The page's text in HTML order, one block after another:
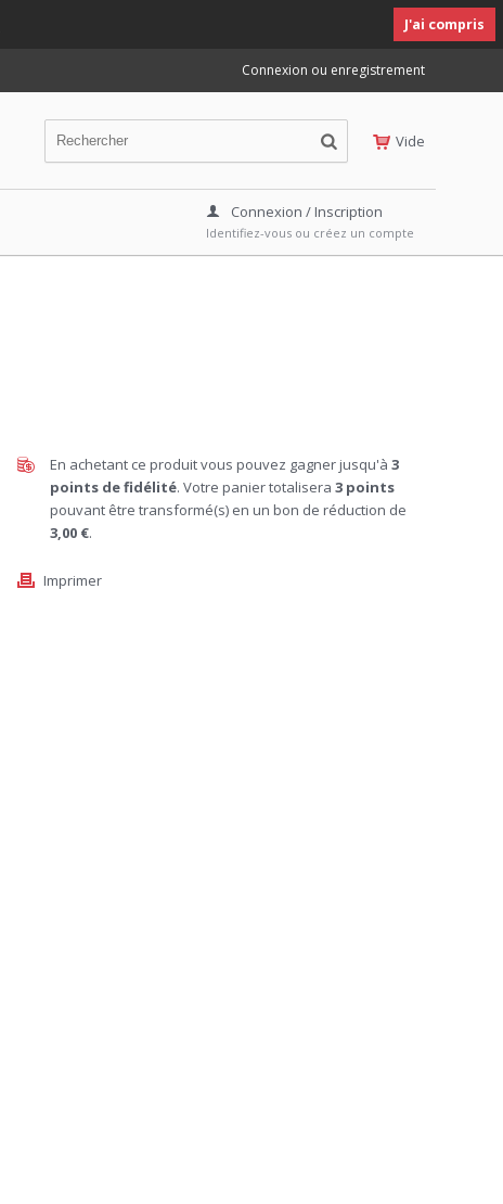
J'ai compris
Connexion ou enregistrement
Vide
Connexion / Inscription
Identifiez-vous ou créez un compte
En achetant ce produit vous pouvez gagner jusqu'à 3
points de fidélité. Votre panier totalisera 3 points
pouvant être transformé(s) en un bon de réduction de
3,00 €.
Imprimer